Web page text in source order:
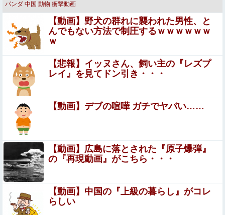
与田祐希さん（26）最新のどエッチ場面ｗｗｗｗｗｗ（※
画像あり）
インドネシアで日本の漫画やアニメにちなんだ名付け流行
「うずまき」や「ナルト」、「のび太」に「ルフィ」…
立ちんぼを買うもキモすぎてヤらせてもらえなかった男、
代わりの足コキでまさかの大量射精ｗｗｗ
【悲報】探偵に気づいた嫁、ついに黒確定かwwwww
侍戦士、井端を酷評「選手との会話がほとんどなく意思疎
通が難しかった。大谷さえ『マジで笑わなくね?』と言う
ほど」
【画像】 キャミイの18万円の最新フィギュア、ガチで作
り込みがエグすぎる
ネトウヨってなんで高市に自分のアイデンティティ預けて
んの？
パンダ 中国 動物 衝撃動画
【動画】野犬の群れに襲われた男性、と
んでもない方法で制圧するｗｗｗｗｗｗ
ｗ
【悲報】イッヌさん、飼い主の『レズプ
レイ』を見てドン引き・・・
【動画】デブの喧嘩 ガチでヤバい……
【動画】広島に落とされた『原子爆弾』
の『再現動画』がこちら・・・
【動画】中国の『上級の暮らし』がコレ
らしい